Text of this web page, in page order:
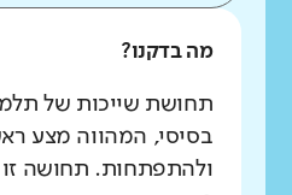
מה בדקנו?
תחושת שייכות של
בסיסי, המהווה מצע
ולהתפתחות. תחושה